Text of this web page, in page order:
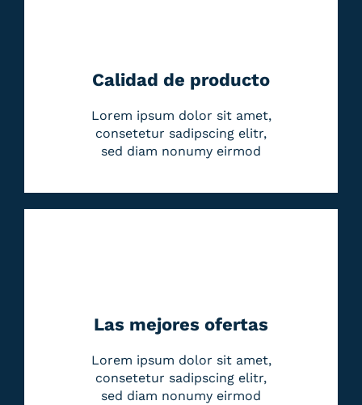
Calidad de producto
Lorem ipsum dolor sit amet,
consetetur sadipscing elitr,
sed diam nonumy eirmod
Las mejores ofertas
Lorem ipsum dolor sit amet,
consetetur sadipscing elitr,
sed diam nonumy eirmod